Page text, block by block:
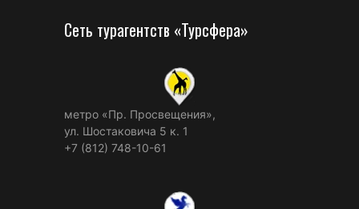
Сеть турагентств «Турсфера»
метро «Пр. Просвещения»,
ул. Шостаковича 5 к. 1
+7 (812) 748-10-61